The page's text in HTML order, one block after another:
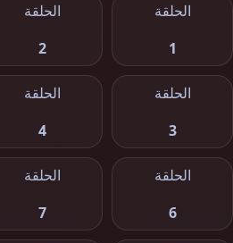
الحلقة
1
الحلقة
2
الحلقة
3
الحلقة
4
الحلقة
6
الحلقة
7